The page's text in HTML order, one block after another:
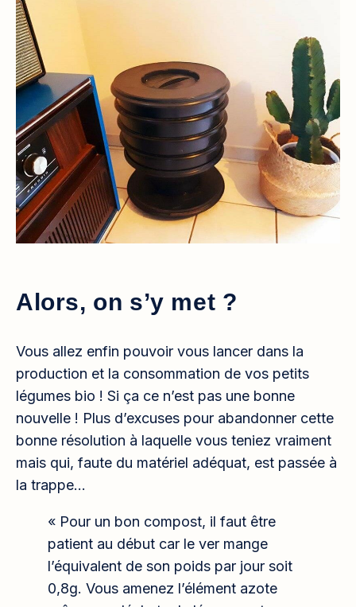
Alors, on s’y met ?
Vous allez enfin pouvoir vous lancer dans la
production et la consommation de vos petits
légumes bio ! Si ça ce n’est pas une bonne
nouvelle ! Plus d’excuses pour abandonner cette
bonne résolution à laquelle vous teniez vraiment
mais qui, faute du matériel adéquat, est passée à
la trappe…
« Pour un bon compost, il faut être
patient au début car le ver mange
l’équivalent de son poids par jour soit
0,8g. Vous amenez l’élément azote